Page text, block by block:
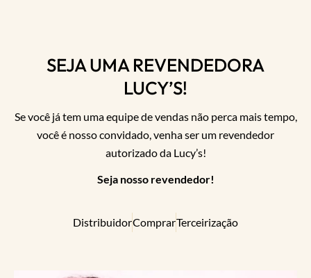
SEJA UMA REVENDEDORA
LUCY’S!
Se você já tem uma equipe de vendas não perca mais tempo,
você é nosso convidado, venha ser um revendedor
autorizado da Lucy’s!
Seja nosso revendedor!
DistribuidorComprarTerceirização